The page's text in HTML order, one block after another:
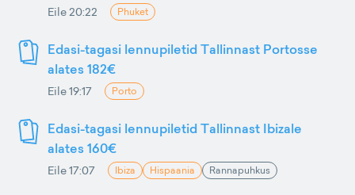
Eile 20:22 Phuket
Edasi-tagasi lennupiletid Tallinnast Portosse
alates 182€
Eile 19:17 Porto
Edasi-tagasi lennupiletid Tallinnast Ibizale
alates 160€
Eile 17:07 Ibiza Hispaania Rannapuhkus